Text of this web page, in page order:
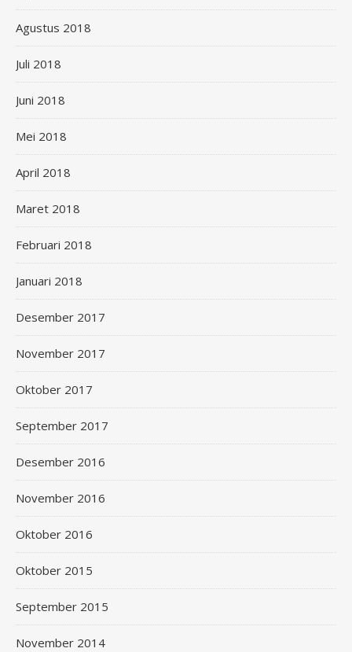
Agustus 2018
Juli 2018
Juni 2018
Mei 2018
April 2018
Maret 2018
Februari 2018
Januari 2018
Desember 2017
November 2017
Oktober 2017
September 2017
Desember 2016
November 2016
Oktober 2016
Oktober 2015
September 2015
November 2014